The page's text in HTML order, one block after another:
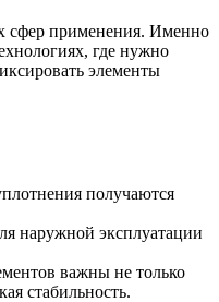
сфер применения. Именно
где нужно
элементы
получаются
наружной эксплуатации
важны не только
стабильность.